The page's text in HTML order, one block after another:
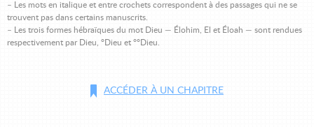
– Les mots en italique et entre crochets correspondent à des passages qui ne se
trouvent pas dans certains manuscrits.
– Les trois formes hébraïques du mot Dieu — Élohim, El et Éloah — sont rendues
respectivement par Dieu, °Dieu et °°Dieu.
ACCÉDER À UN CHAPITRE